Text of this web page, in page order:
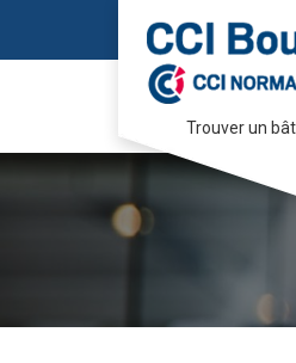
Trouver un